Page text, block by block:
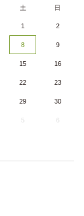
土 日
1 2
8 9
15 16
22 23
29 30
5 6